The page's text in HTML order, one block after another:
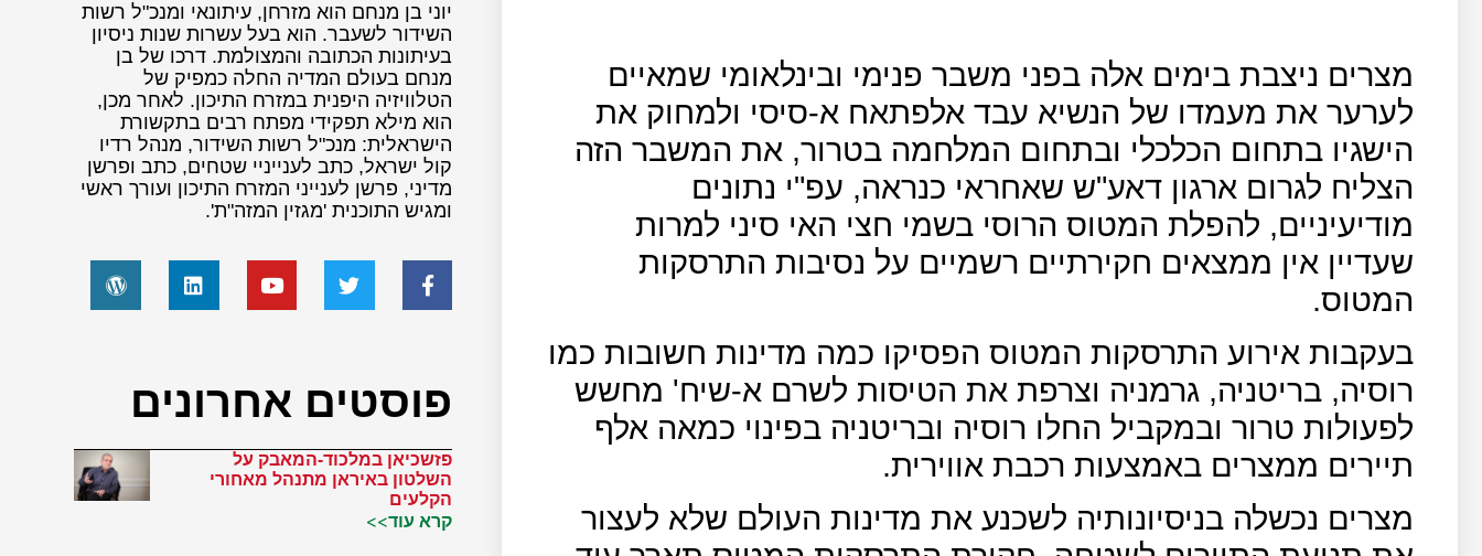
מצרים ניצבת בימים אלה בפני משבר פנימי ובינלאומי שמאיים
לערער את מעמדו של הנשיא עבד אלפתאח א-סיסי ולמחוק את
הישגיו בתחום הכלכלי ובתחום המלחמה בטרור, את המשבר הזה
הצליח לגרום ארגון דאע"ש שאחראי כנראה, עפ"י נתונים
מודיעיניים, להפלת המטוס הרוסי בשמי חצי האי סיני למרות
שעדיין אין ממצאים חקירתיים רשמיים על נסיבות התרסקות
המטוס.
בעקבות אירוע התרסקות המטוס הפסיקו כמה מדינות חשובות כמו
רוסיה, בריטניה, גרמניה וצרפת את הטיסות לשרם א-שיח' מחשש
לפעולות טרור ובמקביל החלו רוסיה ובריטניה בפינוי כמאה אלף
תיירים ממצרים באמצעות רכבת אווירית.
מצרים נכשלה בניסיונותיה לשכנע את מדינות העולם שלא לעצור
יוני בן מנחם הוא מזרחן, עיתונאי ומנכ"ל רשות
השידור לשעבר. הוא בעל עשרות שנות ניסיון
בעיתונות הכתובה והמצולמת. דרכו של בן
מנחם בעולם המדיה החלה כמפיק של
הטלוויזיה היפנית במזרח התיכון. לאחר מכן,
הוא מילא תפקידי מפתח רבים בתקשורת
הישראלית: מנכ"ל רשות השידור, מנהל רדיו
קול ישראל, כתב לענייניי שטחים, כתב ופרשן
מדיני, פרשן לענייני המזרח התיכון ועורך ראשי
ומגיש התוכנית 'מגזין המזה"ת'.
פוסטים אחרונים
פזשכיאן במלכוד-המאבק על
השלטון באיראן מתנהל מאחורי
הקלעים
קרא עוד>>